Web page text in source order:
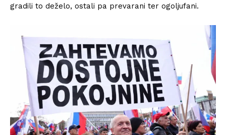
gradili to deželo, ostali pa prevarani ter ogoljufani.